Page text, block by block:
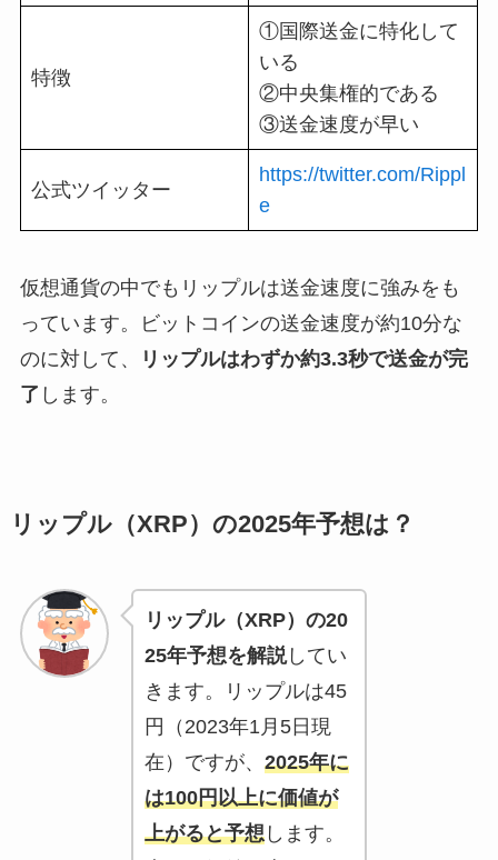
特徴
①国際送金に特化して
いる
②中央集権的である
③送金速度が早い
公式ツイッター
https://twitter.com/Rippl
e
仮想通貨の中でもリップルは送金速度に強みをも
っています。ビットコインの送金速度が約10分な
のに対して、
リップルはわずか約3.3秒で送金が完
了 します。
リップル（XRP）の2025年予想は？
リップル（XRP）の20
25年予想を解説してい
きます。リップルは45
円（2023年1月5日現
在）ですが、 2025年に
は100円以上に価値が
上がると予想します。